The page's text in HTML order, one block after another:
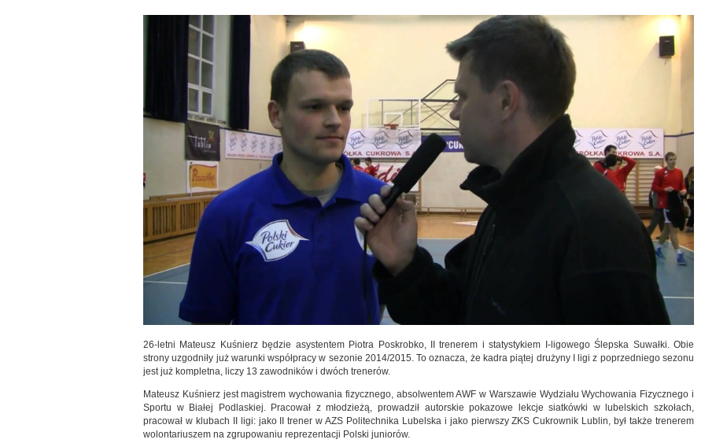
26-letni Mateusz Kuśnierz będzie asystentem Piotra Poskrobko, II trenerem i statystykiem I-ligowego Ślepska Suwałki. Obie
strony uzgodniły już warunki współpracy w sezonie 2014/2015. To oznacza, że kadra piątej drużyny I ligi z poprzedniego sezonu
jest już kompletna, liczy 13 zawodników i dwóch trenerów.
Mateusz Kuśnierz jest magistrem wychowania fizycznego, absolwentem AWF w Warszawie Wydziału Wychowania Fizycznego i
Sportu w Białej Podlaskiej. Pracował z młodzieżą, prowadził autorskie pokazowe lekcje siatkówki w lubelskich szkołach,
pracował w klubach II ligi: jako II trener w AZS Politechnika Lubelska i jako pierwszy ZKS Cukrownik Lublin, był także trenerem
wolontariuszem na zgrupowaniu reprezentacji Polski juniorów.